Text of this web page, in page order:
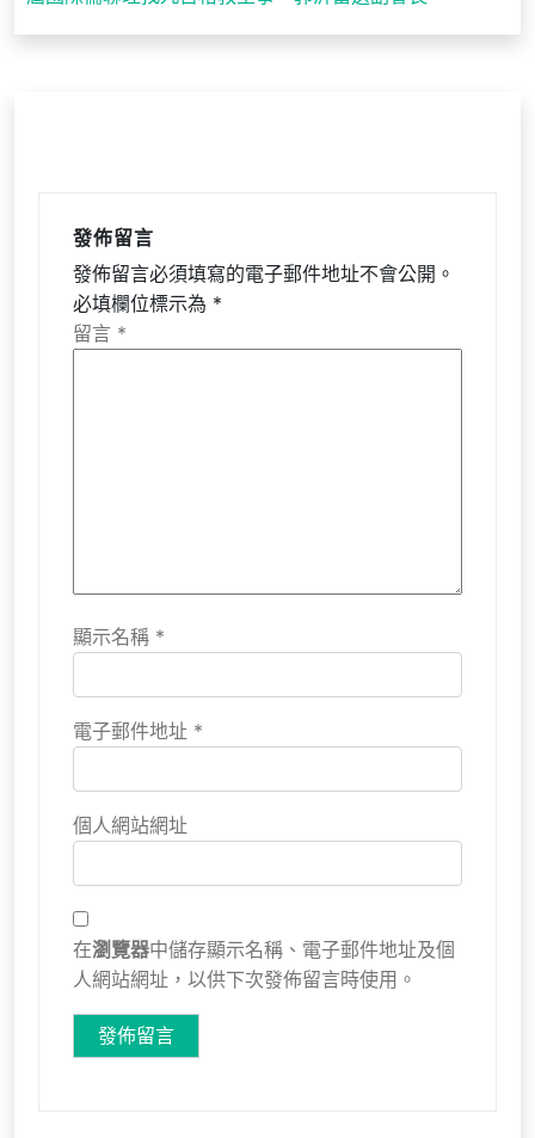
發佈留言
發佈留言必須填寫的電子郵件地址不會公開。
必填欄位標示為 *
留言 *
顯示名稱 *
電子郵件地址 *
個人網站網址
在瀏覽器中儲存顯示名稱、電子郵件地址及個
人網站網址，以供下次發佈留言時使用。